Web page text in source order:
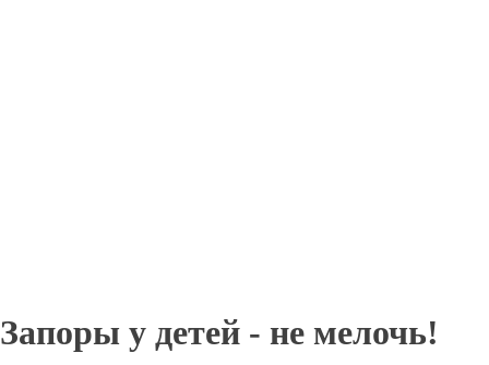
Запоры у детей - не мелочь!